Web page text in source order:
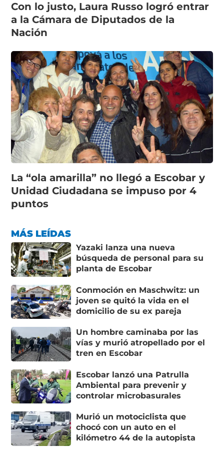
Con lo justo, Laura Russo logró entrar
a la Cámara de Diputados de la
Nación
La “ola amarilla” no llegó a Escobar y
Unidad Ciudadana se impuso por 4
puntos
MÁS LEÍDAS
Yazaki lanza una nueva
búsqueda de personal para su
planta de Escobar
Conmoción en Maschwitz: un
joven se quitó la vida en el
domicilio de su ex pareja
Un hombre caminaba por las
vías y murió atropellado por el
tren en Escobar
Escobar lanzó una Patrulla
Ambiental para prevenir y
controlar microbasurales
Murió un motociclista que
chocó con un auto en el
kilómetro 44 de la autopista